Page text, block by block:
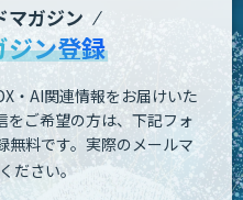
マガジン
ジン登録
・AI関連情報をお届けいた
をご希望の方は、下記フォ
料です。 実際のメールマ
ださい。